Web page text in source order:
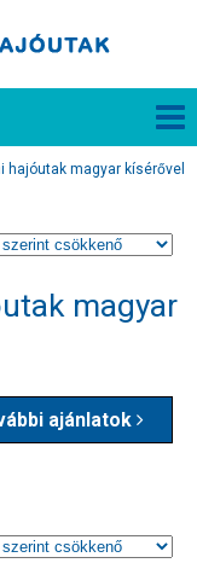
hajóutak magyar kísérővel
magyar
ajánlatok